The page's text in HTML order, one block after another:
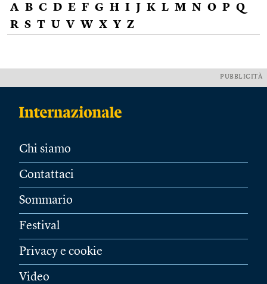
A B C D E F G H I J K L M N O P Q
R S T U V W X Y Z
PUBBLICITÀ
Chi siamo
Contattaci
Sommario
Festival
Privacy e cookie
Video